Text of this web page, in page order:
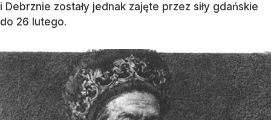
i Debrznie zostały jednak zajęte przez siły gdańskie
do 26 lutego.